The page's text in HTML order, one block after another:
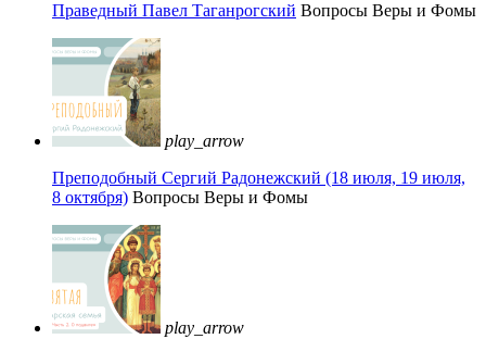
Праведный Павел Таганрогский Вопросы Веры и Фомы
play_arrow
Преподобный Сергий Радонежский (18 июля, 19 июля,
8 октября) Вопросы Веры и Фомы
play_arrow